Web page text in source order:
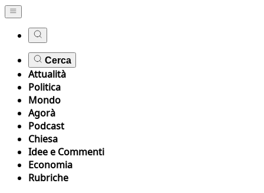
Cerca
Attualità
Politica
Mondo
Agorà
Podcast
Chiesa
Idee e Commenti
Economia
Rubriche